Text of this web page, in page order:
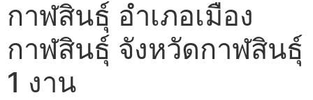
กาฬสินธุ์ อำเภอเมือง
กาฬสินธุ์ จังหวัดกาฬสินธุ์
1 งาน